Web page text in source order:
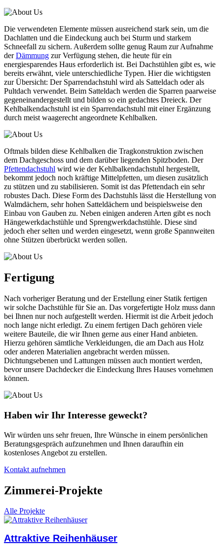
Die verwendeten Elemente müssen ausreichend stark sein, um die
Dachlatten und die Eindeckung auch bei Sturm und starkem
Schneefall zu sichern. Außerdem sollte genug Raum zur Aufnahme
derDämmung zur Verfügung stehen, die heute für ein
energiesparendes Haus erforderlich ist. Bei Dachstühlen gibt es, wie
bereits erwähnt, viele unterschiedliche Typen. Hier die wichtigsten
zur Übersicht: Der Sparrendachstuhl wird als Satteldach oder als
Pultdach verwendet. Beim Satteldach werden die Sparren paarweise
gegeneinandergestellt und bilden so ein gedachtes Dreieck. Der
Kehlbalkendachstuhl ist ein Sparrendachstuhl mit einer Ergänzung
durch meist waagerecht angeordnete Kehlbalken.
Oftmals bilden diese Kehlbalken die Tragkonstruktion zwischen
dem Dachgeschoss und dem darüber liegenden Spitzboden. Der
Pfettendachstuhl wird wie der Kehlbalkendachstuhl hergestellt,
bekommt jedoch noch kräftige Mittelpfetten, um diesen zusätzlich
zu stützen und zu stabilisieren. Somit ist das Pfettendach ein sehr
robustes Dach. Diese Form des Dachstuhls lässt die Herstellung von
Walmdächern, sehr hohen Satteldächern und beispielsweise den
Einbau von Gauben zu. Neben einigen anderen Arten gibt es noch
Hängewerkdachstühle und Sprengwerkdachstühle. Diese sind
jedoch eher selten und werden eingesetzt, wenn große Spannweiten
ohne Stützen überbrückt werden sollen.
Fertigung
Nach vorheriger Beratung und der Erstellung einer Statik fertigen
wir solche Dachstühle für Sie an. Das vorgefertigte Holz muss dann
bei Ihnen nur noch aufgestellt werden. Hiermit ist die Arbeit jedoch
noch lange nicht erledigt. Zu einem fertigen Dach gehören viele
weitere Bauteile, die wir Ihnen gerne aus einer Hand anbieten.
Hierzu gehören sämtliche Verkleidungen, die am Dach aus Holz
oder anderen Materialien angebracht werden müssen.
Dichtungsebenen und Lattungen müssen auch montiert werden,
bevor unsere Dachdecker die Eindeckung Ihres Hauses vornehmen
können.
Haben wir Ihr Interesse geweckt?
Wir würden uns sehr freuen, Ihre Wünsche in einem persönlichen
Beratungsgespräch aufzunehmen und Ihnen daraufhin ein
kostenloses Angebot zu erstellen.
Kontakt aufnehmen
Zimmerei-Projekte
Alle Projekte
Attraktive Reihenhäuser